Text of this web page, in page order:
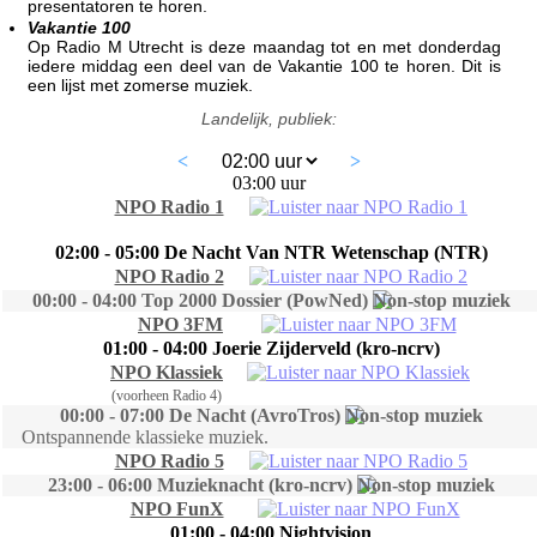
presentatoren te horen.
Vakantie 100
Op Radio M Utrecht is deze maandag tot en met donderdag
iedere middag een deel van de Vakantie 100 te horen. Dit is
een lijst met zomerse muziek.
Landelijk, publiek:
<
>
03:00 uur
NPO Radio 1
02:00 - 05:00 De Nacht Van NTR Wetenschap (NTR)
NPO Radio 2
00:00 - 04:00 Top 2000 Dossier (PowNed)
NPO 3FM
01:00 - 04:00 Joerie Zijderveld (kro-ncrv)
NPO Klassiek
(voorheen Radio 4)
00:00 - 07:00 De Nacht (AvroTros)
Ontspannende klassieke muziek.
NPO Radio 5
23:00 - 06:00 Muzieknacht (kro-ncrv)
NPO FunX
01:00 - 04:00 Nightvision